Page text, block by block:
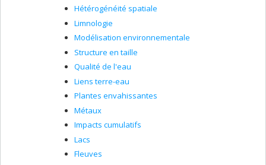
Hétérogénéité spatiale
Limnologie
Modélisation environnementale
Structure en taille
Qualité de l'eau
Liens terre-eau
Plantes envahissantes
Métaux
Impacts cumulatifs
Lacs
Fleuves